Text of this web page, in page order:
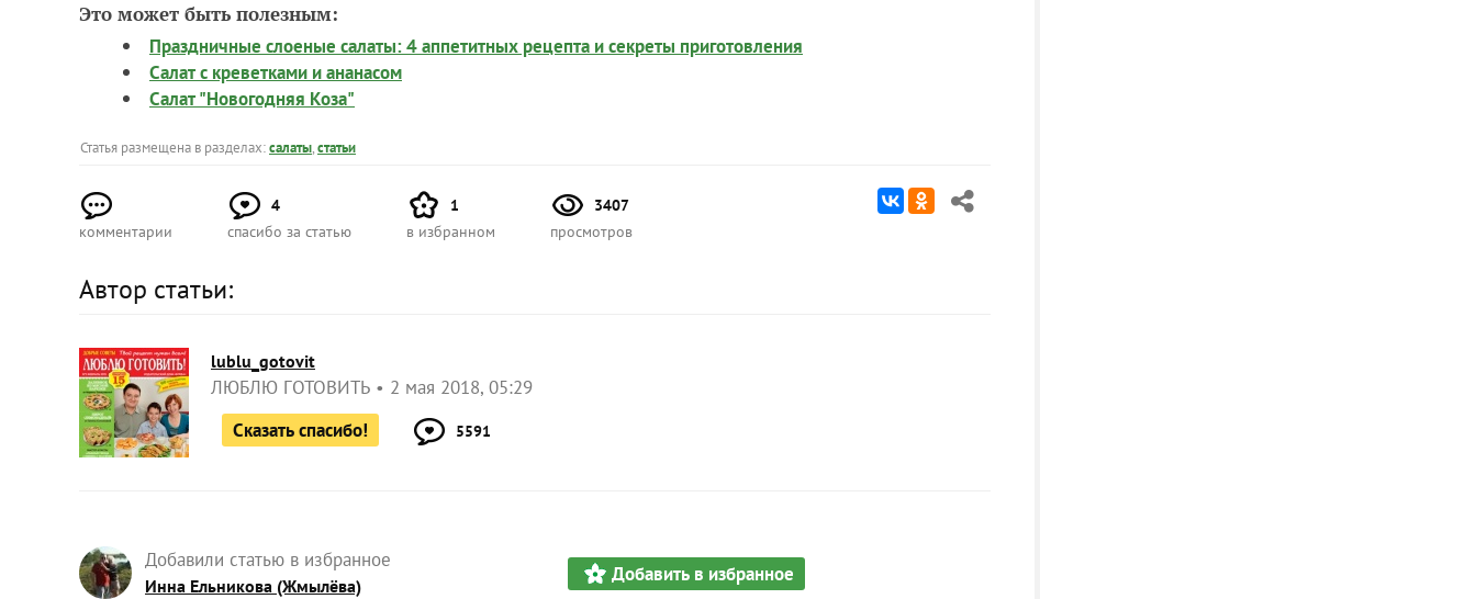
Это может быть полезным:
Праздничные слоеные салаты: 4 аппетитных рецепта и секреты приготовления
Салат с креветками и ананасом
Салат "Новогодняя Коза"
Статья размещена в разделах:салаты,статьи
комментарии
4
спасибо за статью
1
в избранном
3407
просмотров
Автор статьи:
lublu_gotovit
ЛЮБЛЮ ГОТОВИТЬ
2 мая 2018, 05:29
Сказать спасибо!
5591
Добавили статью в избранное
Инна Ельникова (Жмылёва) Добавить в избранное